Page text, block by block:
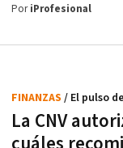
PoriProfesional
La CNV
FINANZAS / El pulso